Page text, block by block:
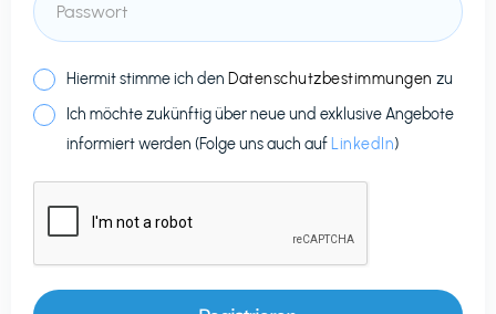
Hiermit stimme ich den Datenschutzbestimmungen zu
Ich möchte zukünftig über neue und exklusive Angebote
informiert werden (Folge uns auch auf LinkedIn)